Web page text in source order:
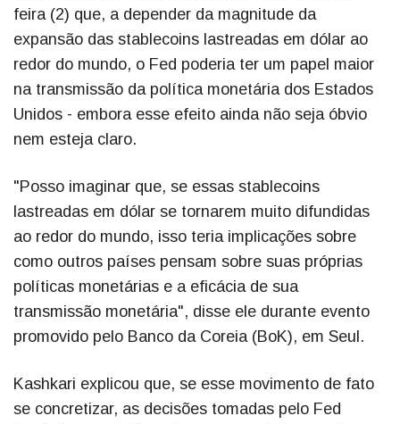
feira (2) que, a depender da magnitude da
expansão das stablecoins lastreadas em dólar ao
redor do mundo, o Fed poderia ter um papel maior
na transmissão da política monetária dos Estados
Unidos - embora esse efeito ainda não seja óbvio
nem esteja claro.
"Posso imaginar que, se essas stablecoins
lastreadas em dólar se tornarem muito difundidas
ao redor do mundo, isso teria implicações sobre
como outros países pensam sobre suas próprias
políticas monetárias e a eficácia de sua
transmissão monetária", disse ele durante evento
promovido pelo Banco da Coreia (BoK), em Seul.
Kashkari explicou que, se esse movimento de fato
se concretizar, as decisões tomadas pelo Fed